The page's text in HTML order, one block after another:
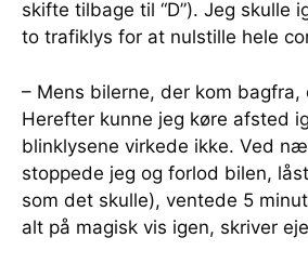
skifte tilbage til “D”). Jeg skulle
to trafiklys for at nulstille hele
– Mens bilerne, der kom
Herefter kunne jeg køre afsted
blinklysene virkede ikke. Ved
stoppede jeg og forlod bilen,
som det skulle), ventede 5
alt på magisk vis igen, skriver